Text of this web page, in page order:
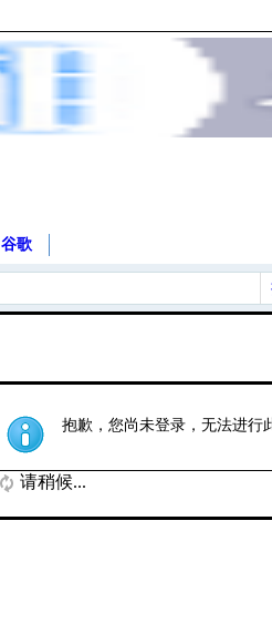
谷歌
抱歉，您尚未登录，无法进行
请稍候...